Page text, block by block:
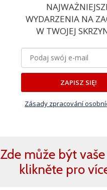
WYDARZENIA NA
W TWOJEJ
ZAPISZ SIĘ!
Zásady zpracování
Zde může být
klikněte pro